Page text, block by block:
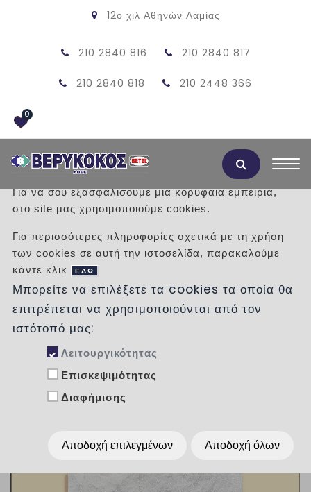
12ο χιλ Αθηνών Λαμίας
210 2840 816 210 2840 817
210 2840 818 210 2448 366
0
ΣΚΑΠΙΤΣΑΡΙΣΤΑ
/ Προϊόντα / ΠΡΟΣΦΟΡΕΣ ΠΕΤΡΕΣ
Αποδοχή Cookies
Για να σου εξασφαλίσουμε μια κορυφαία εμπειρία,
στο site μας χρησιμοποιούμε cookies.
Για περισσότερες πληροφορίες σχετικά με τη χρήση
των cookies σε αυτή την ιστοσελίδα, παρακαλούμε
κάντε κλικ
ΕΔΩ
Μπορείτε να επιλέξετε τα cookies τα οποία θα
επιτρέπεται να χρησιμοποιούνται από τον
ιστότοπό μας:
Λειτουργικότητας
Επισκεψιμότητας
Διαφήμισης
Αποδοχή επιλεγμένων Αποδοχή όλων